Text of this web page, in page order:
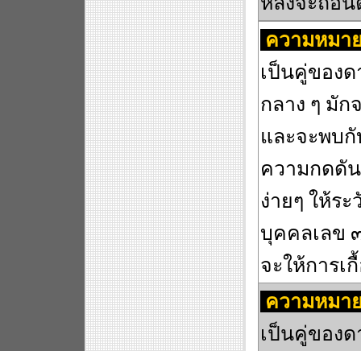
ความหมา
เป็นคู่ของด
กลาง ๆ มั
และจะพบกั
ความกดดั
ง่ายๆ ให้ร
บุคคลเลข
จะให้การเ
ความหมา
เป็นคู่ของ